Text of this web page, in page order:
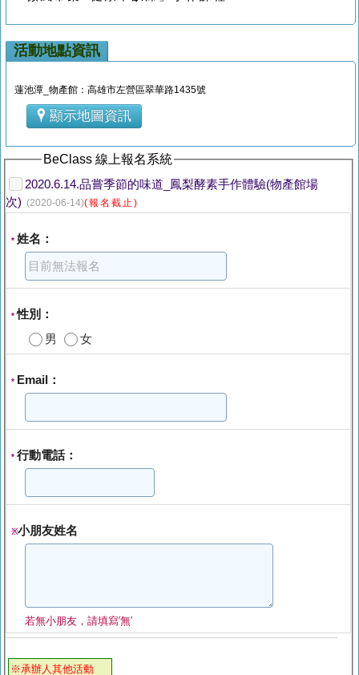
活動地點資訊
蓮池潭_物產館：高雄市左營區翠華路1435號
顯示地圖資訊
BeClass 線上報名系統
2020.6.14.品嘗季節的味道_鳳梨酵素手作體驗(物產館場
次) (2020-06-14)(報名截止)
* 姓名：
*性別：
男
女
* Email：
* 行動電話：
※小朋友姓名
若無小朋友，請填寫′無′
※承辦人其他活動